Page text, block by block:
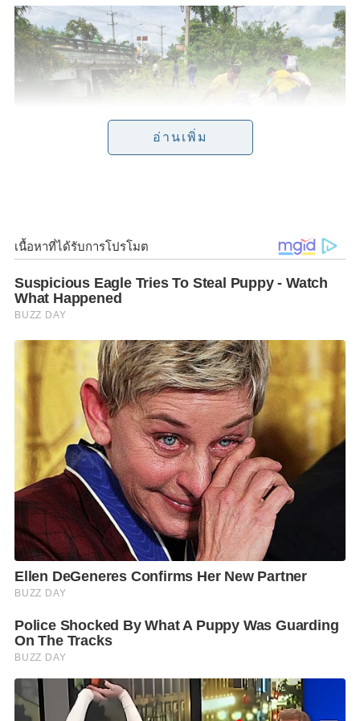
c
e
n
e
i
t
t
e
r
p
y
L
i
n
a
r
e
“สุริยะ” กำชับ การนิคมอุตสาหกรรมแห่งประเทศไทย
(กนอ.) เฝ้าระวังพื้นที่ 3 นิคมอุตสาหกรรมโซนจังหวัด
พระนครศรีอยุธยา เตรียมรับมือน้ำเหนือ หลังเขื่อน
ลูกบาศก์เมตรต่อวินาที เป็น 800 ลูกบาศก์เมตรต่อวินาที
ด้าน “วีริศ” สั่งยกระดับการเฝ้าระวัง ทั้ง 3 นิคม
อุตสาหกรรมเพิ่มขึ้น พร้อมทั้งตรวจสอบความแข็งแรงคัน
ป้องกันน้ำท่วม ติดตามสภาพอากาศและระดับน้ำอย่างต่อ
เนื่อง!
นายสุริยะ จึงรุ่งเรืองกิจ รัฐมนตรีว่าการกระทรวง
อุตสาหกรรม เปิดเผยว่า ตามที่กรมชลประทานได้ปรับ
เพิ่มการระบายน้ำเพื่อควบคุมปริมาณน้ำในเขื่อน
เจ้าพระยา และเขื่อนพระราม 6 โดยทยอยปรับเพิ่มจาก
600 ลูกบาศก์เมตรต่อวินาที เป็น 800 ลูกบาศก์เมตรต่อ
วินาที ทำให้พื้นที่ริมแม่น้ำ ถึงเขื่อนพระราม 6 พื้นที่
จังหวัดพระนครศรีอยุธยา ระดับน้ำเพิ่มสูงขึ้น 0.40-1.00
เมตร และมีปริมาณน้ำไหลผ่านอำเภอบางไทร จังหวัด
พระนครศรีอยุธยา อยู่ในเกณฑ์ 3,300-3,500 ลูกบาศก์
เมตรต่อวินาที
อ่านเพิ่ม